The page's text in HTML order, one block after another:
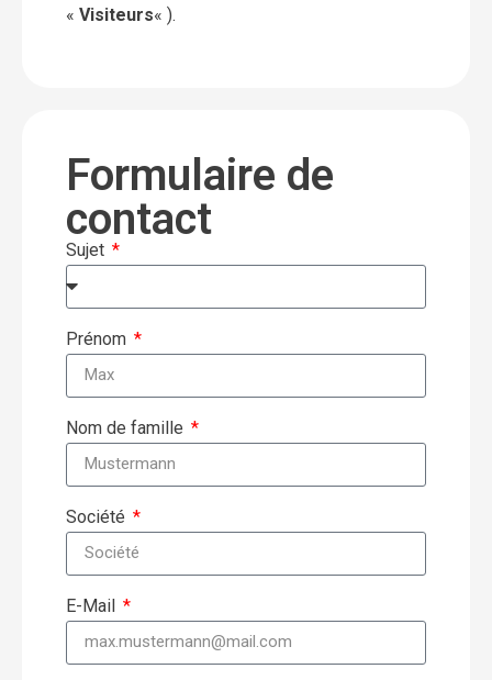
« Visiteurs« ).
Formulaire de
contact
Sujet
Prénom
Nom de famille
Société
E-Mail